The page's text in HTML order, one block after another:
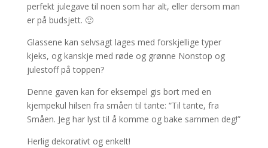
perfekt julegave til noen som har alt, eller dersom man
er på budsjett. 🙂
Glassene kan selvsagt lages med forskjellige typer
kjeks, og kanskje med røde og grønne Nonstop og
julestoff på toppen?
Denne gaven kan for eksempel gis bort med en
kjempekul hilsen fra småen til tante: “Til tante, fra
Småen. Jeg har lyst til å komme og bake sammen deg!”
Herlig dekorativt og enkelt!